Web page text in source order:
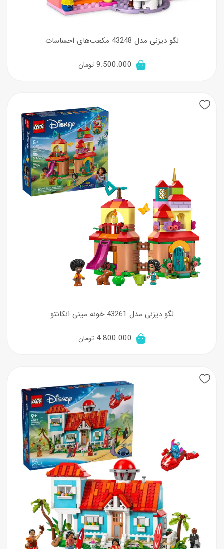
لگو دیزنی مدل 43248 مکعب‌های احساسات
9.500.000 تومان
لگو دیزنی مدل 43261 خونه مینی انکانتو
4.800.000 تومان